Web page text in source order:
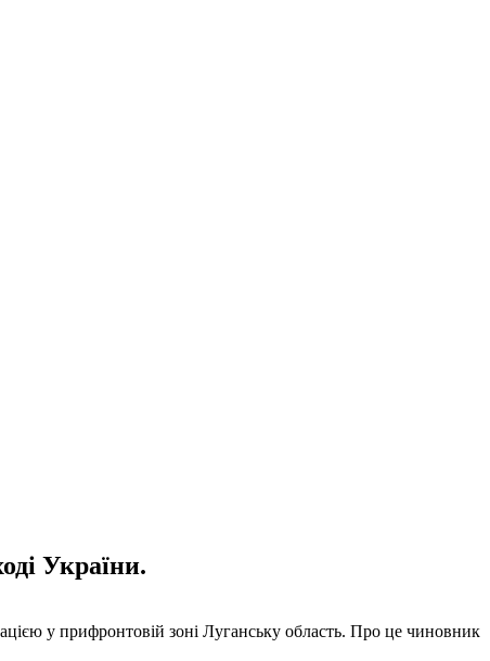
України.
у прифронтовій зоні Луганську область. Про це чиновник